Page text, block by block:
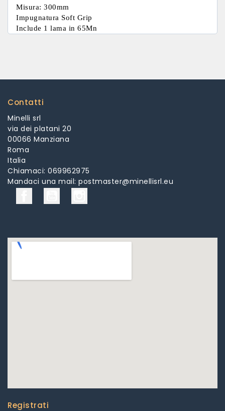
Misura: 300mm
Impugnatura Soft Grip
Include 1 lama in 65Mn
Contatti
Minelli srl
via dei platani 20
00066 Manziana
Roma
Italia
Chiamaci: 069962975
Mandaci una mail: postmaster@minellisrl.eu
Registrati